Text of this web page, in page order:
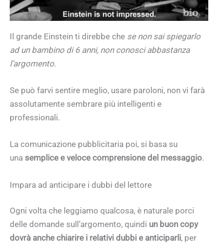
Il grande Einstein ti direbbe che se non sai spiegarlo
ad un bambino di 6 anni, non conosci abbastanza
l’argomento.
Se può farvi sentire meglio, usare paroloni, non vi farà
assolutamente sembrare più intelligenti e
professionali.
La comunicazione pubblicitaria poi, si basa su
una semplice e veloce comprensione del messaggio.
Impara ad anticipare i dubbi del lettore
Ogni volta che leggiamo qualcosa, è naturale porci
delle domande sull’argomento, quindi un buon copy
dovrà anche chiarire i relativi dubbi e anticiparli, per